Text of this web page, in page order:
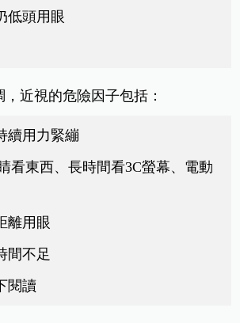
低頭用眼
近視的危險因子包括：
續用力緊繃
看東西、長時間看3C螢幕、電動
離用眼
間不足
閱讀